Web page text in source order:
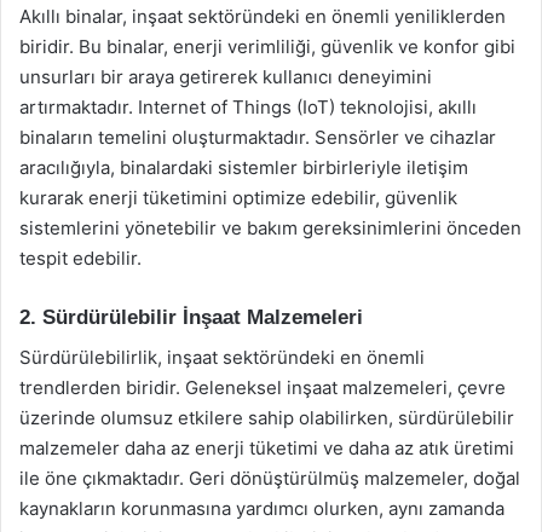
Akıllı binalar, inşaat sektöründeki en önemli yeniliklerden
biridir. Bu binalar, enerji verimliliği, güvenlik ve konfor gibi
unsurları bir araya getirerek kullanıcı deneyimini
artırmaktadır. Internet of Things (IoT) teknolojisi, akıllı
binaların temelini oluşturmaktadır. Sensörler ve cihazlar
aracılığıyla, binalardaki sistemler birbirleriyle iletişim
kurarak enerji tüketimini optimize edebilir, güvenlik
sistemlerini yönetebilir ve bakım gereksinimlerini önceden
tespit edebilir.
2. Sürdürülebilir İnşaat Malzemeleri
Sürdürülebilirlik, inşaat sektöründeki en önemli
trendlerden biridir. Geleneksel inşaat malzemeleri, çevre
üzerinde olumsuz etkilere sahip olabilirken, sürdürülebilir
malzemeler daha az enerji tüketimi ve daha az atık üretimi
ile öne çıkmaktadır. Geri dönüştürülmüş malzemeler, doğal
kaynakların korunmasına yardımcı olurken, aynı zamanda